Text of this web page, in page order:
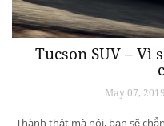
Tucson SUV – Vì
May 07,
Thành thật mà nói, bạn sẽ